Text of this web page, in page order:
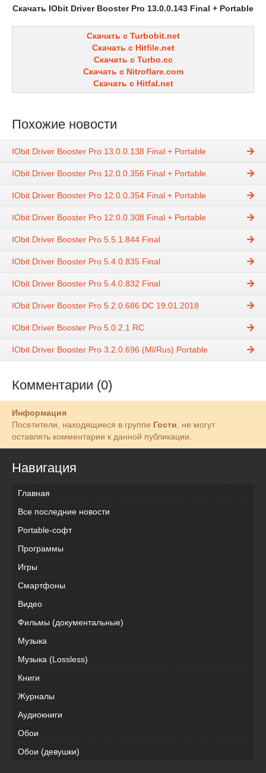
Скачать IObit Driver Booster Pro 13.0.0.143 Final + Portable
Скачать с Turbobit.net
Скачать с Hitfile.net
Скачать с Turbo.cc
Скачать с Nitroflare.com
Скачать с Hitfal.net
Похожие новости
IObit Driver Booster Pro 13.0.0.138 Final + Portable
IObit Driver Booster Pro 12.0.0.356 Final + Portable
IObit Driver Booster Pro 12.0.0.354 Final + Portable
IObit Driver Booster Pro 12.0.0.308 Final + Portable
IObit Driver Booster Pro 5.5.1.844 Final
IObit Driver Booster Pro 5.4.0.835 Final
IObit Driver Booster Pro 5.4.0.832 Final
IObit Driver Booster Pro 5.2.0.686 DC 19.01.2018
IObit Driver Booster Pro 5.0.2.1 RC
IObit Driver Booster Pro 3.2.0.696 (Ml/Rus) Portable
Комментарии (0)
Информация
Посетители, находящиеся в группе Гости, не могут
оставлять комментарии к данной публикации.
Навигация
Главная
Все последние новости
Portable-софт
Программы
Игры
Смартфоны
Видео
Фильмы (документальные)
Музыка
Музыка (Lossless)
Книги
Журналы
Аудиокниги
Обои
Обои (девушки)